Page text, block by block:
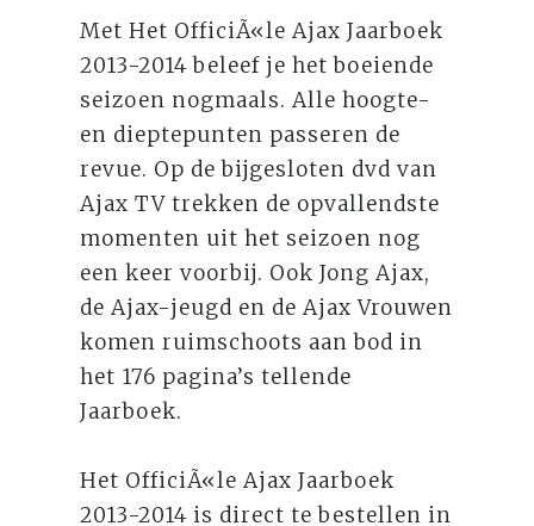
Met Het OfficiÃ«le Ajax Jaarboek
2013-2014 beleef je het boeiende
seizoen nogmaals. Alle hoogte-
en dieptepunten passeren de
revue. Op de bijgesloten dvd van
Ajax TV trekken de opvallendste
momenten uit het seizoen nog
een keer voorbij. Ook Jong Ajax,
de Ajax-jeugd en de Ajax Vrouwen
komen ruimschoots aan bod in
het 176 pagina’s tellende
Jaarboek.
Het OfficiÃ«le Ajax Jaarboek
2013-2014 is direct te bestellen in